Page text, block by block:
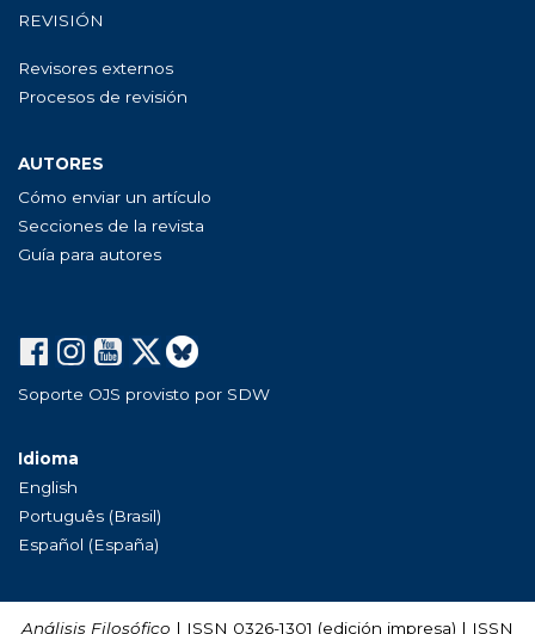
REVISIÓN
Revisores externos
Procesos de revisión
AUTORES
Cómo enviar un artículo
Secciones de la revista
Guía para autores
Soporte OJS provisto por SDW
Idioma
English
Português (Brasil)
Español (España)
Análisis Filosófico | ISSN 0326-1301 (edición impresa) | ISSN